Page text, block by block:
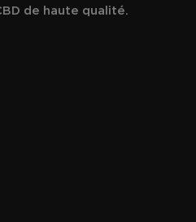
de haute qualité.